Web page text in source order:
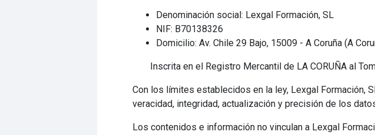
Denominación social: Lexgal Formación, SL
NIF: B70138326
Domicilio: Av. Chile 29 Bajo, 15009 - A Coruña (A
Inscrita en el Registro Mercantil de LA CORUÑA al
Con los límites establecidos en la ley, Lexgal Formación,
veracidad, integridad, actualización y precisión de los
Los contenidos e información no vinculan a Lexgal